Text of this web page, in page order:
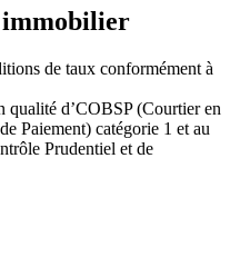
immobilier
de taux conformément à
qualité d’COBSP (Courtier en
Paiement) catégorie 1 et au
Prudentiel et de